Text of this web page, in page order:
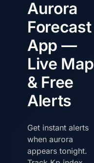
Aurora
Forecast
App —
Live Map
& Free
Alerts
Get instant alerts
when aurora
appears tonight.